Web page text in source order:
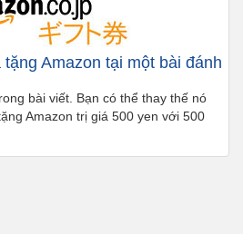
Amazon tại một bài đánh
bài viết. Bạn có thể thay thế nó
Amazon trị giá 500 yen với 500